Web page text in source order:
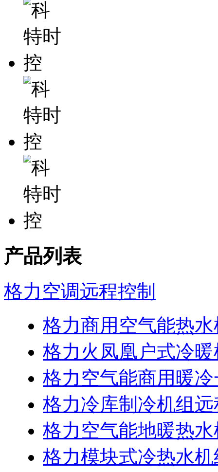
产品列表
格力空调远程控制
格力商用空气能热
格力火凤凰户式冷
格力空气能商用暖
格力冷库制冷机组
格力空气能地暖热
格力模块式冷热水